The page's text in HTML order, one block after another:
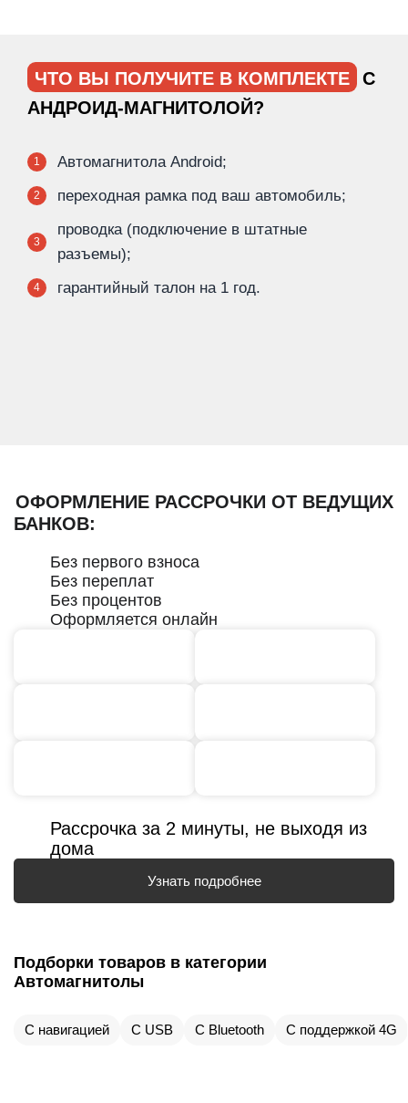
ЧТО ВЫ ПОЛУЧИТЕ В КОМПЛЕКТЕ
С
АНДРОИД-МАГНИТОЛОЙ?
1 Автомагнитола Android;
2 переходная рамка под ваш автомобиль;
3
проводка (подключение в штатные
разъемы);
4 гарантийный талон на 1 год.
ОФОРМЛЕНИЕ РАССРОЧКИ ОТ ВЕДУЩИХ
БАНКОВ:
Без первого взноса
Без переплат
Без процентов
Оформляется онлайн
Рассрочка за 2 минуты, не выходя из
дома
Узнать подробнее
Подборки товаров в категории
Автомагнитолы
С навигацией С USB С Bluetooth С поддержкой 4G